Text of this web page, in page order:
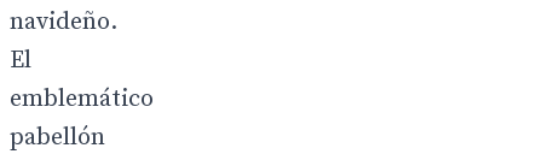
navideño.
El
emblemático
pabellón